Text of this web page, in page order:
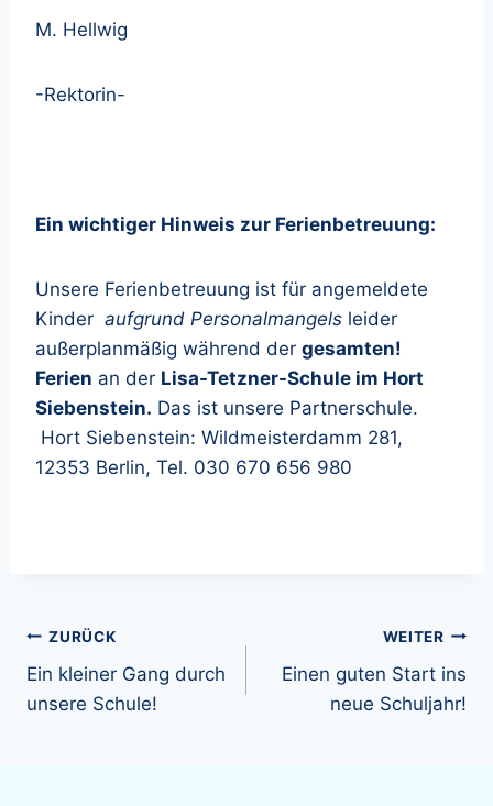
M. Hellwig
-Rektorin-
Ein wichtiger Hinweis zur Ferienbetreuung:
Unsere Ferienbetreuung ist für angemeldete
Kinder aufgrund Personalmangels leider
außerplanmäßig während der gesamten!
Ferien an der Lisa-Tetzner-Schule im Hort
Siebenstein. Das ist unsere Partnerschule.
Hort Siebenstein: Wildmeisterdamm 281,
12353 Berlin, Tel. 030 670 656 980
Beitragsnavigation
ZURÜCK
Ein kleiner Gang durch
unsere Schule!
WEITER
Einen guten Start ins
neue Schuljahr!